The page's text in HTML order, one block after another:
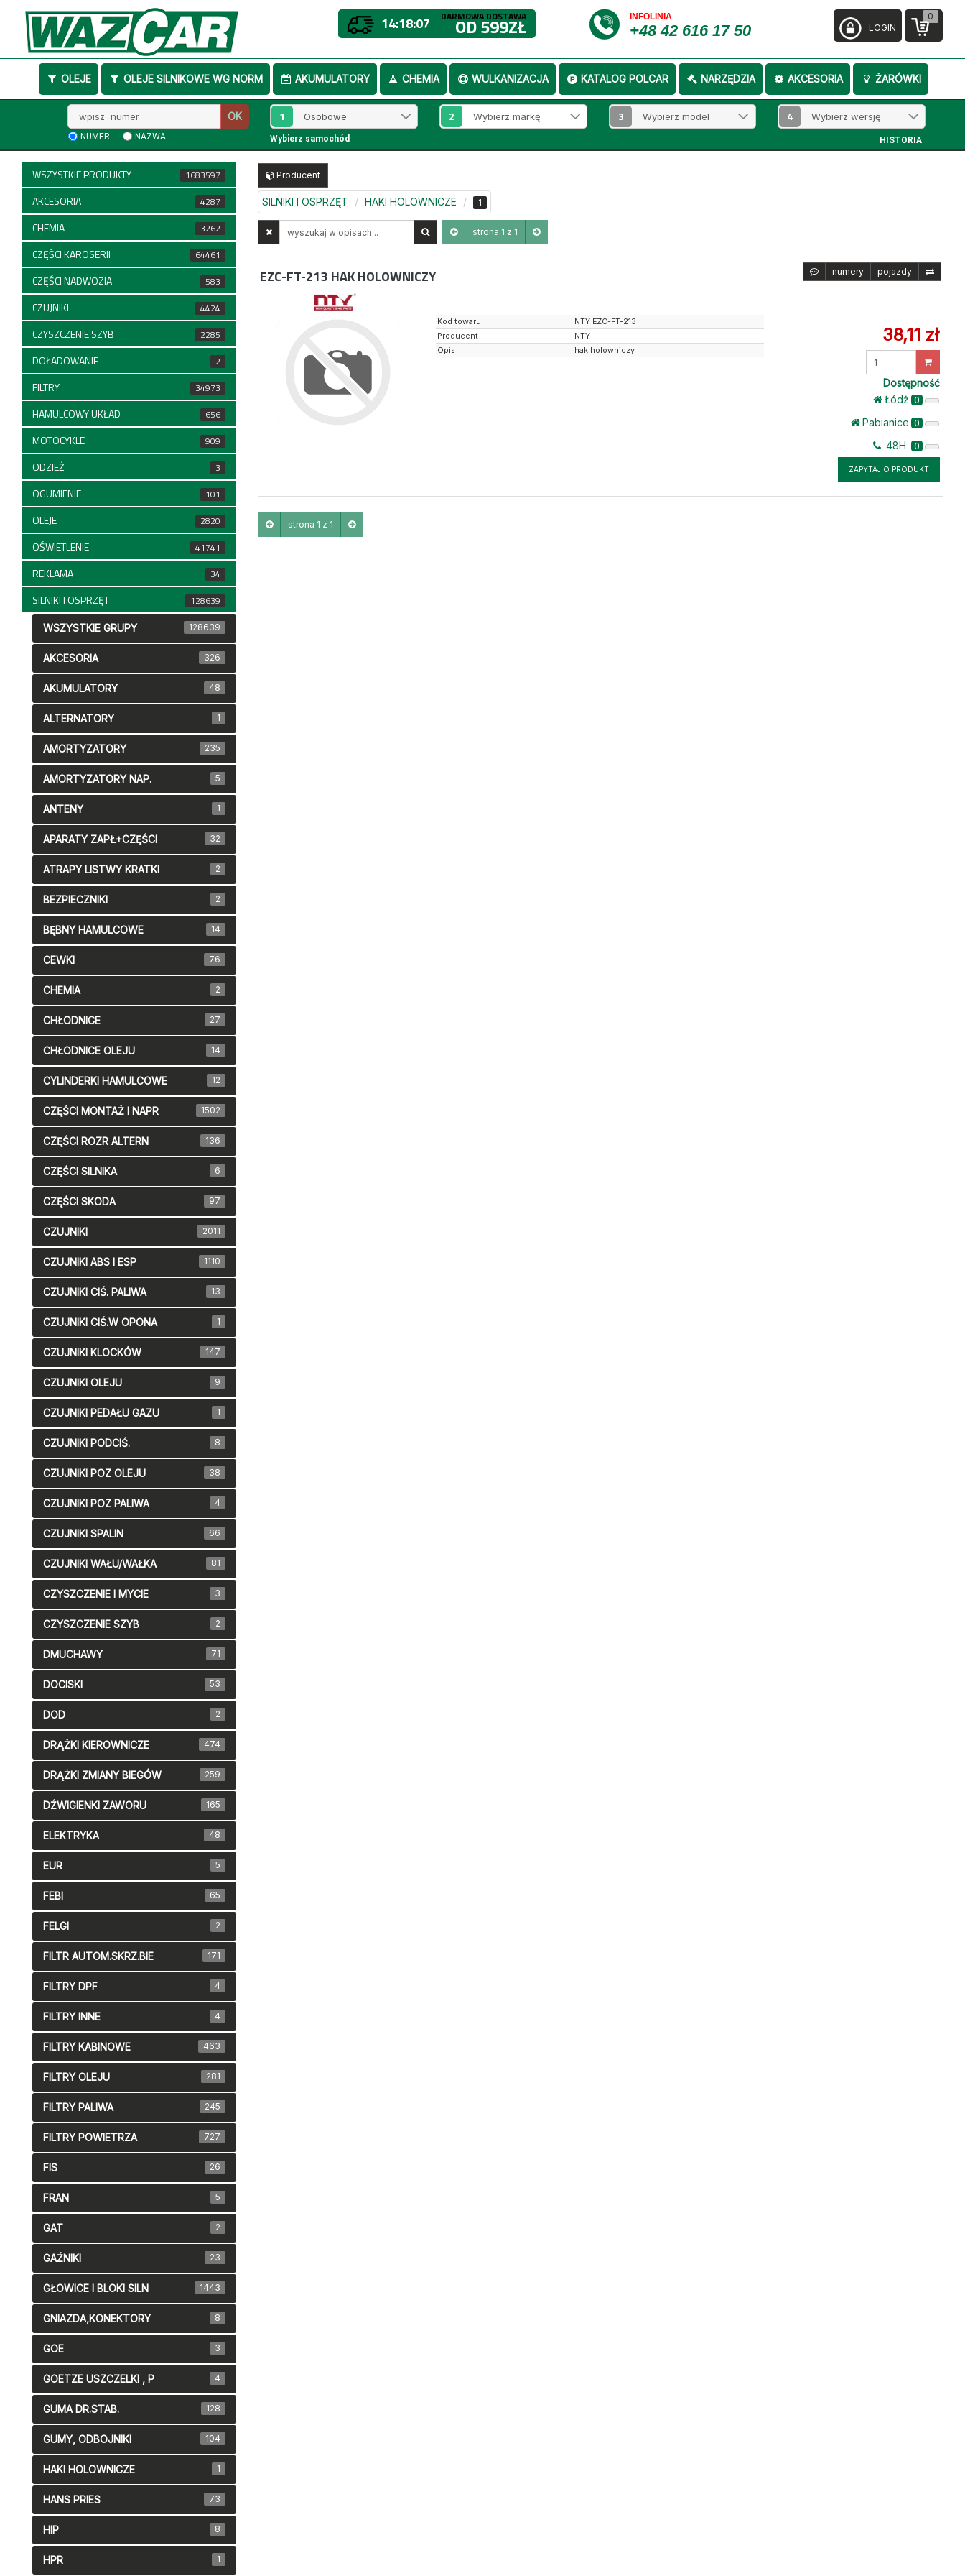
14:18:07 DARMOWA DOSTAWA
OD 599ZŁ INFOLINIA
+48 42 616 17 50
OLEJE OLEJE SILNIKOWE WG NORM AKUMULATORY CHEMIA WULKANIZACJA KATALOG POLCAR NARZĘDZIA AKCESORIA ŻARÓWKI
0
LOGIN
numer
OK
NUMER NAZWA
1 2 3 4
Wybierz samochód HISTORIA
Producent
SILNIKI I OSPRZĘT HAKI HOLOWNICZE 1
strona 1 z 1
EZC-FT-213 HAK HOLOWNICZY numery pojazdy
38,11 zł
Dostępność
Łódż 0
Pabianice 0
48H 0
ZAPYTAJ O PRODUKT
Kod towaru
NTY EZC-FT-213
Producent
NTY
Opis
hak holowniczy
strona 1 z 1
WSZYSTKIE PRODUKTY 1683597
AKCESORIA 4287
CHEMIA 3262
CZĘŚCI KAROSERII 64461
CZĘŚCI NADWOZIA 583
CZUJNIKI 4424
CZYSZCZENIE SZYB 2285
DOŁADOWANIE 2
FILTRY 34973
HAMULCOWY UKŁAD 656
MOTOCYKLE 909
ODZIEŻ 3
OGUMIENIE 101
OLEJE 2820
OŚWIETLENIE 41741
REKLAMA 34
SILNIKI I OSPRZĘT 128639
WSZYSTKIE GRUPY 128639
AKCESORIA 326
AKUMULATORY 48
ALTERNATORY 1
AMORTYZATORY 235
AMORTYZATORY NAP. 5
ANTENY 1
APARATY ZAPŁ+CZĘŚCI 32
ATRAPY LISTWY KRATKI 2
BEZPIECZNIKI 2
BĘBNY HAMULCOWE 14
CEWKI 76
CHEMIA 2
CHŁODNICE 27
CHŁODNICE OLEJU 14
CYLINDERKI HAMULCOWE 12
CZĘŚCI MONTAŻ I NAPR 1502
CZĘŚCI ROZR ALTERN 136
CZĘŚCI SILNIKA 6
CZĘŚCI SKODA 97
CZUJNIKI 2011
CZUJNIKI ABS I ESP 1110
CZUJNIKI CIŚ. PALIWA 13
CZUJNIKI CIŚ.W OPONA 1
CZUJNIKI KLOCKÓW 147
CZUJNIKI OLEJU 9
CZUJNIKI PEDAŁU GAZU 1
CZUJNIKI PODCIŚ. 8
CZUJNIKI POZ OLEJU 38
CZUJNIKI POZ PALIWA 4
CZUJNIKI SPALIN 66
CZUJNIKI WAŁU/WAŁKA 81
CZYSZCZENIE I MYCIE 3
CZYSZCZENIE SZYB 2
DMUCHAWY 71
DOCISKI 53
DOD 2
DRĄŻKI KIEROWNICZE 474
DRĄŻKI ZMIANY BIEGÓW 259
DŹWIGIENKI ZAWORU 165
ELEKTRYKA 48
EUR 5
FEBI 65
FELGI 2
FILTR AUTOM.SKRZ.BIE 171
FILTRY DPF 4
FILTRY INNE 4
FILTRY KABINOWE 463
FILTRY OLEJU 281
FILTRY PALIWA 245
FILTRY POWIETRZA 727
FIS 26
FRAN 5
GAT 2
GAŹNIKI 23
GŁOWICE I BLOKI SILN 1443
GNIAZDA,KONEKTORY 8
GOE 3
GOETZE USZCZELKI , P 4
GUMA DR.STAB. 128
GUMY, ODBOJNIKI 104
HAKI HOLOWNICZE 1
HANS PRIES 73
HIP 8
HPR 1